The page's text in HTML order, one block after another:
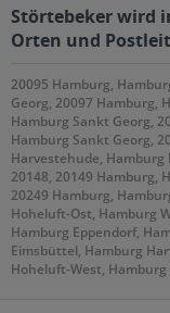
Störtebeker wird
Orten und
20095 Hamburg,
Georg, 20097 Hamburg,
Hamburg Sankt Georg,
Hamburg Sankt Georg,
Harvestehude,
20148, 20149 Hamburg,
20249 Hamburg,
Hoheluft-Ost, Hamburg
Hamburg Eppendorf,
Eimsbüttel, Hamburg
Hoheluft-West,